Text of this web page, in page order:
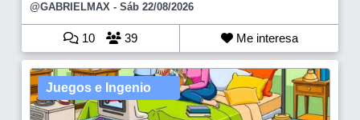
@GABRIELMAX - Sáb 22/08/2026
10 39 Me interesa
Juegos e Ingenio